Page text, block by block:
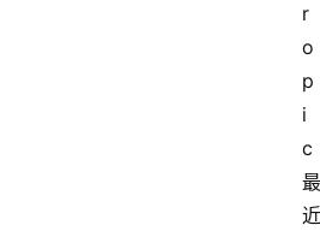
r
o
p
i
c
最
近